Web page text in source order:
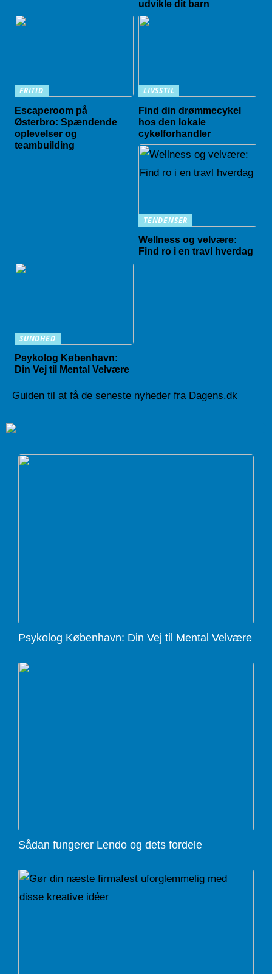
udvikle dit barn
FRITID
Escaperoom på
Østerbro: Spændende
oplevelser og
teambuilding
LIVSSTIL
Find din drømmecykel
hos den lokale
cykelforhandler
TENDENSER
Wellness og velvære:
Find ro i en travl hverdag
SUNDHED
Psykolog København:
Din Vej til Mental Velvære
Guiden til at få de seneste nyheder fra Dagens.dk
Psykolog København: Din Vej til Mental Velvære
Sådan fungerer Lendo og dets fordele